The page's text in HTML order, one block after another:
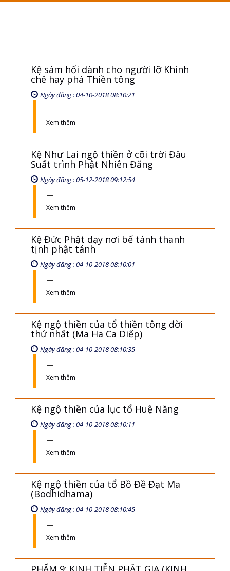
Kệ sám hối dành cho người lỡ Khinh
chê hay phá Thiền tông
Ngày đăng : 04-10-2018 08:10:21
Xem thêm
Kệ Như Lai ngộ thiền ở cõi trời Đâu
Suất trình Phật Nhiên Đăng
Ngày đăng : 05-12-2018 09:12:54
Xem thêm
Kệ Đức Phật dạy nơi bể tánh thanh
tịnh phật tánh
Ngày đăng : 04-10-2018 08:10:01
Xem thêm
Kệ ngộ thiền của tổ thiền tông đời
thứ nhất (Ma Ha Ca Diếp)
Ngày đăng : 04-10-2018 08:10:35
Xem thêm
Kệ ngộ thiền của lục tổ Huệ Năng
Ngày đăng : 04-10-2018 08:10:11
Xem thêm
Kệ ngộ thiền của tổ Bồ Đề Đạt Ma
(Bodhidhama)
Ngày đăng : 04-10-2018 08:10:45
Xem thêm